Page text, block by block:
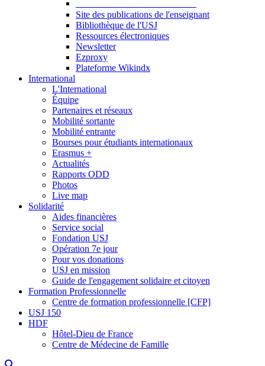
Site des publications de l'enseignant
Bibliothèque de l'USJ
Ressources électroniques
Newsletter
Ezproxy
Plateforme Wikindx
International
L'International
Équipe
Partenaires et réseaux
Mobilité sortante
Mobilité entrante
Bourses pour étudiants internationaux
Erasmus +
Actualités
Rapports ODD
Photos
Live map
Solidarité
Aides financières
Service social
Fondation USJ
Opération 7e jour
Pour vos donations
USJ en mission
Guide de l'engagement solidaire et citoyen
Formation Professionnelle
Centre de formation professionnelle [CFP]
USJ 150
HDF
Hôtel-Dieu de France
Centre de Médecine de Famille